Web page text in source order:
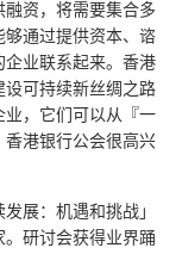
资，将需要集合多
够通过提供资本、谘
业联系起来。香港
设可持续新丝绸之路
业，它们可以从『一
港银行公会很高兴
展：机遇和挑战」
研讨会获得业界踊